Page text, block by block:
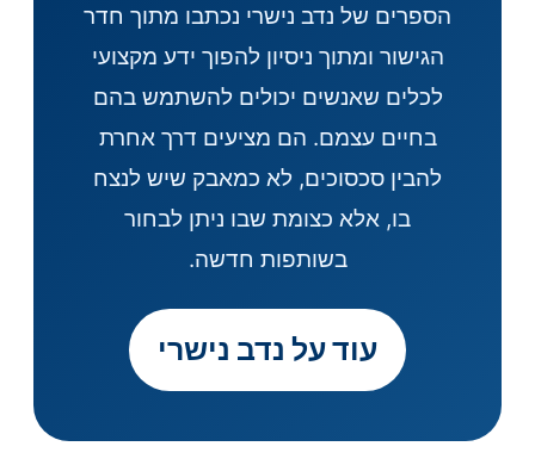
הספרים של נדב נישרי נכתבו מתוך חדר
הגישור ומתוך ניסיון להפוך ידע מקצועי
לכלים שאנשים יכולים להשתמש בהם
בחיים עצמם. הם מציעים דרך אחרת
להבין סכסוכים, לא כמאבק שיש לנצח
בו, אלא כצומת שבו ניתן לבחור
בשותפות חדשה.
עוד על נדב נישרי